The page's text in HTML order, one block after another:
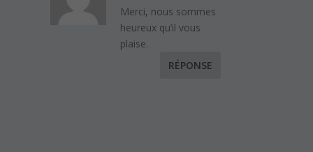
Merci, nous sommes
heureux qu’il vous
plaise.
RÉPONSE